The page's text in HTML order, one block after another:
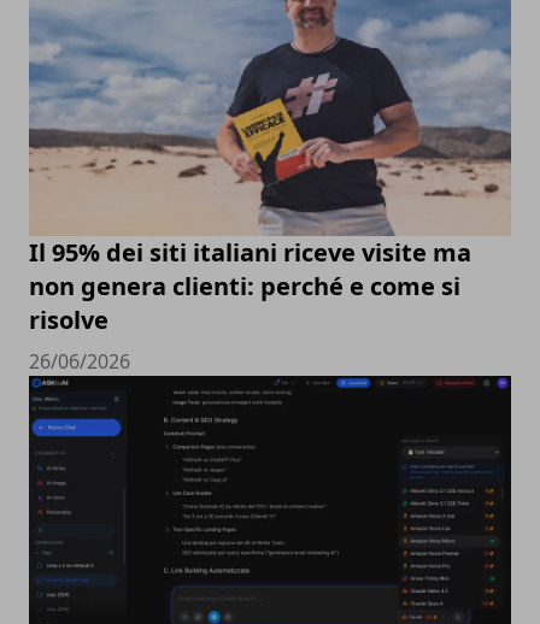
Il 95% dei siti italiani riceve visite ma
non genera clienti: perché e come si
risolve
26/06/2026